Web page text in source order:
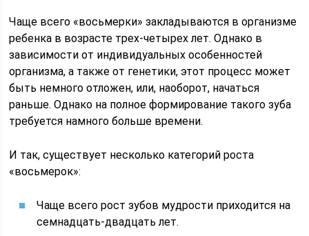
Чаще всего «восьмерки» закладываются в организме
ребенка в возрасте трех-четырех лет. Однако в
зависимости от индивидуальных особенностей
организма, а также от генетики, этот процесс может
быть немного отложен, или, наоборот, начаться
раньше. Однако на полное формирование такого зуба
требуется намного больше времени.
И так, существует несколько категорий роста
«восьмерок»:
Чаще всего рост зубов мудрости приходится на
семнадцать-двадцать лет.